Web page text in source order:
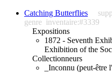
Catching Butterflies
genre inventaire:#3339
Expositions
1872 - Seventh
Exhibition of the
Collectionneurs
_Inconnu (peut-être